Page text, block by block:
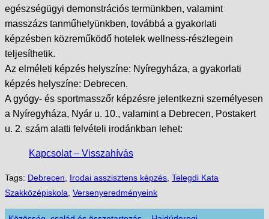
egészségügyi demonstrációs termünkben, valamint
masszázs tanműhelyünkben, továbbá a gyakorlati
képzésben közreműködő hotelek wellness-részlegein
teljesíthetik.
Az elméleti képzés helyszíne: Nyíregyháza, a gyakorlati
képzés helyszíne: Debrecen.
A gyógy- és sportmasszőr képzésre jelentkezni személyesen
a Nyíregyháza, Nyár u. 10., valamint a Debrecen, Postakert
u. 2. szám alatti felvételi irodánkban lehet:
Kapcsolat – Visszahívás
Tags: Debrecen Irodai asszisztens képzés Telegdi Kata
Szakközépiskola Versenyeredményeink